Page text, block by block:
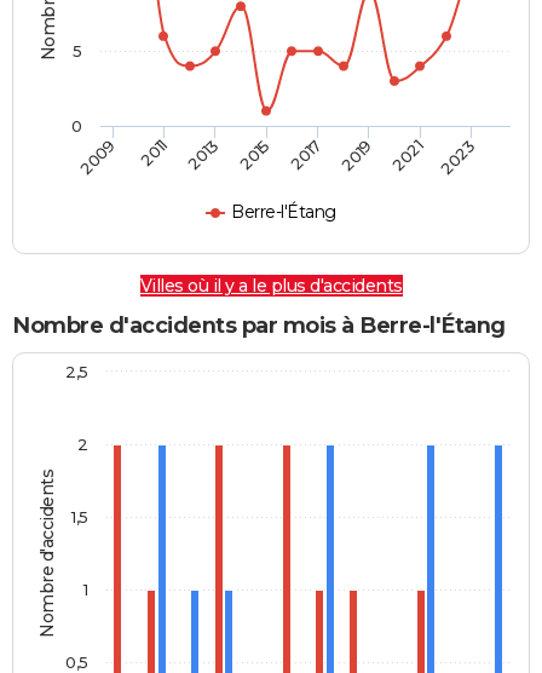
FORUM
Berre-l'Étang
2009 2011 2013 2015 2017 2019 2021 2023
0
5
Villes où il y a le plus d'accidents
Nombre d'accidents par mois à Berre-l'Étang
Nombre d'accidents
0,5
1
1,5
2
2,5